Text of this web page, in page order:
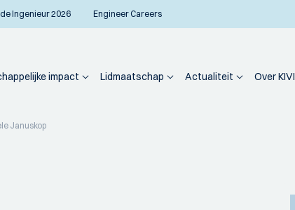
Ingenieur 2026 Engineer Careers
impact Lidmaatschap Actualiteit Over KIVI
Januskop